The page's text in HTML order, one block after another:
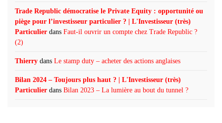
Trade Republic démocratise le Private Equity : opportunité ou
piège pour l’investisseur particulier ? | L'Investisseur (très)
Particulier dans Faut-il ouvrir un compte chez Trade Republic ?
(2)
Thierry dans Le stamp duty – acheter des actions anglaises
Bilan 2024 – Toujours plus haut ? | L'Investisseur (très)
Particulier dans Bilan 2023 – La lumière au bout du tunnel ?